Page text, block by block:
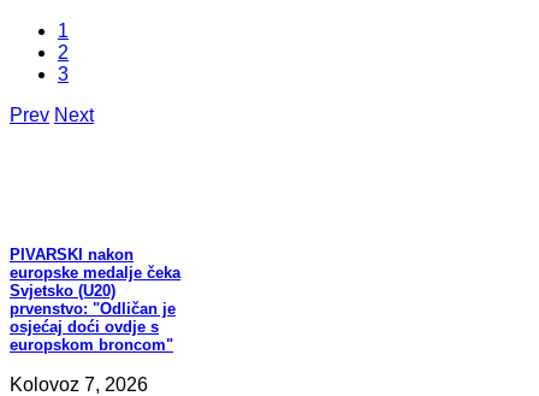
1
2
3
Prev Next
PIVARSKI nakon
europske medalje čeka
Svjetsko (U20)
prvenstvo: "Odličan je
osjećaj doći ovdje s
europskom broncom"
Kolovoz 7, 2026